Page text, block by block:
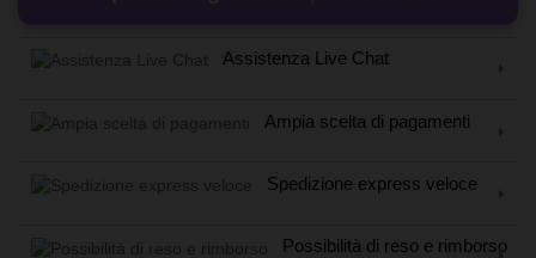
Assistenza Live Chat
Ampia scelta di pagamenti
Spedizione express veloce
Possibilità di reso e rimborso